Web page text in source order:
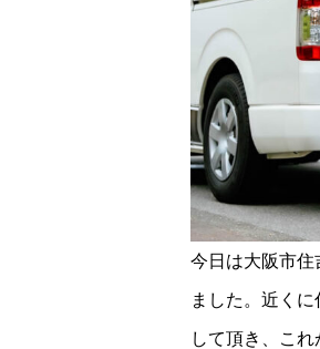
今日は大阪市住
ました。近く
して頂き、こ